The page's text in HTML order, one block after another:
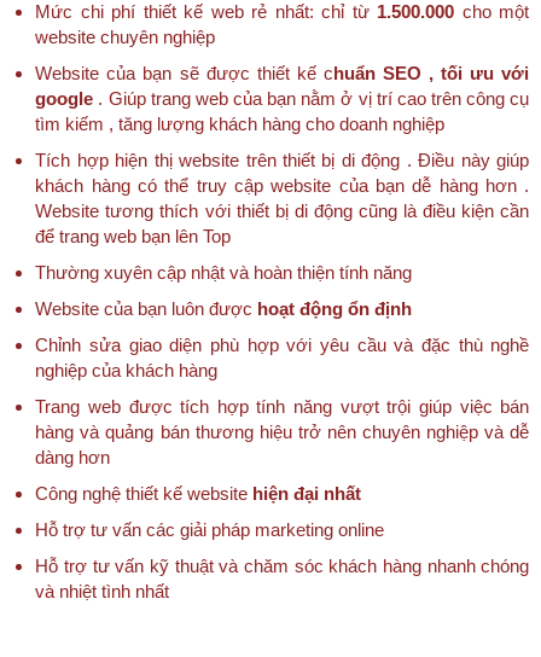
Mức chi phí thiết kế web rẻ nhất: chỉ từ 1.500.000 cho một
website chuyên nghiệp
Website của bạn sẽ được thiết kế chuẩn SEO , tối ưu với
google . Giúp trang web của bạn nằm ở vị trí cao trên công cụ
tìm kiếm , tăng lượng khách hàng cho doanh nghiệp
Tích hợp hiện thị website trên thiết bị di động . Điều này giúp
khách hàng có thể truy cập website của bạn dễ hàng hơn .
Website tương thích với thiết bị di động cũng là điều kiện cần
để trang web bạn lên Top
Thường xuyên cập nhật và hoàn thiện tính năng
Website của bạn luôn được hoạt động ổn định
Chỉnh sửa giao diện phù hợp với yêu cầu và đặc thù nghề
nghiệp của khách hàng
Trang web được tích hợp tính năng vượt trội giúp việc bán
hàng và quảng bán thương hiệu trở nên chuyên nghiệp và dễ
dàng hơn
Công nghệ thiết kế website hiện đại nhất
Hỗ trợ tư vấn các giải pháp marketing online
Hỗ trợ tư vấn kỹ thuật và chăm sóc khách hàng nhanh chóng
và nhiệt tình nhất